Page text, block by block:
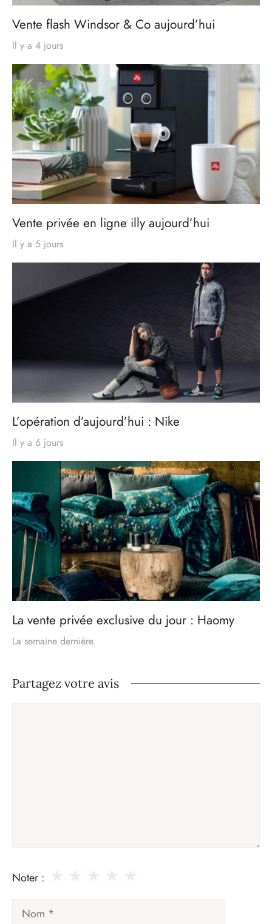
Vente flash Windsor & Co aujourd’hui
Il y a 4 jours
Vente privée en ligne illy aujourd’hui
Il y a 5 jours
L’opération d’aujourd’hui : Nike
Il y a 6 jours
La vente privée exclusive du jour : Haomy
La semaine dernière
Partagez votre avis
Noter :
Nom